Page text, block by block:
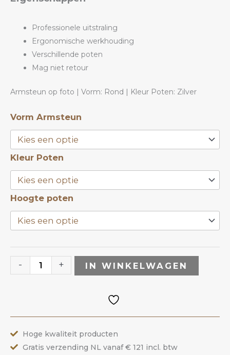
Professionele uitstraling
Ergonomische werkhouding
Verschillende poten
Mag niet retour
Armsteun op foto | Vorm: Rond | Kleur Poten: Zilver
Vorm Armsteun
Kleur Poten
Hoogte poten
-
Armsteun
Babypink
|
ANOLE
aantal
+ IN WINKELWAGEN
Hoge kwaliteit producten
Gratis verzending NL vanaf € 121 incl. btw